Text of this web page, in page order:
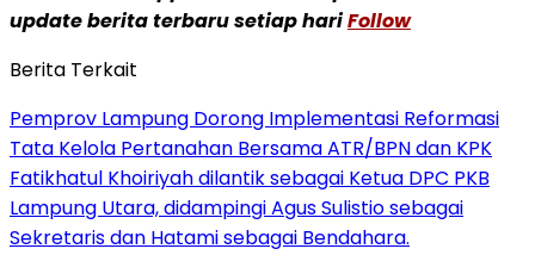
update berita terbaru setiap hariFollow
Berita Terkait
Pemprov Lampung Dorong Implementasi Reformasi
Tata Kelola Pertanahan Bersama ATR/BPN dan KPK
Fatikhatul Khoiriyah dilantik sebagai Ketua DPC PKB
Lampung Utara, didampingi Agus Sulistio sebagai
Sekretaris dan Hatami sebagai Bendahara.